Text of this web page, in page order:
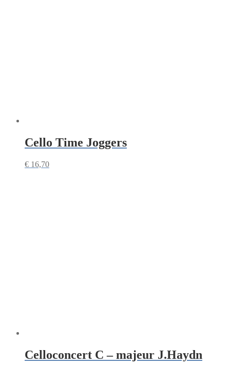
Cello Time Joggers
€ 16,70
Celloconcert C – majeur J.Haydn